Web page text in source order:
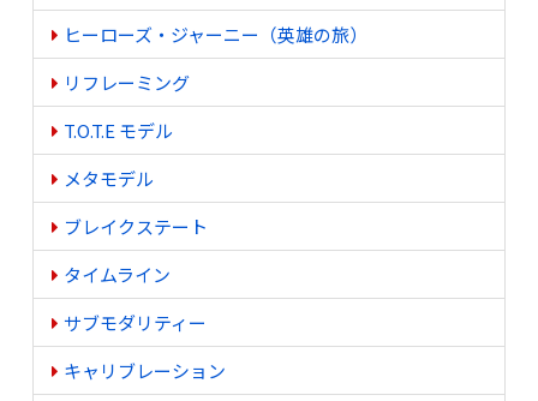
ヒーローズ・ジャーニー（英雄の旅）
リフレーミング
T.O.T.E モデル
メタモデル
ブレイクステート
タイムライン
サブモダリティー
キャリブレーション